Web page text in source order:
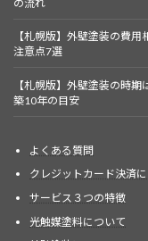
の流れ
【札幌版】外壁塗装の費
注意点7選
【札幌版】外壁塗装の時
築10年の目安
よくある質問
クレジットカード決済
サービス３つの特徴
光触媒塗料について